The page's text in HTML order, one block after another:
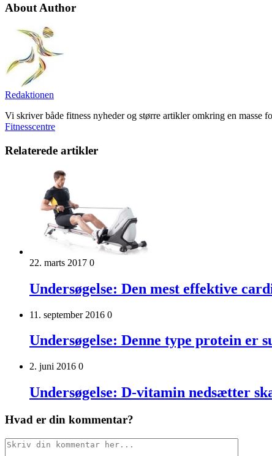
About Author
Redaktionen
Vi skriver både fitness nyheder og større artikler omkring en
Fitnesscentre
Relaterede artikler
22. marts 2017 0
Undersøgelse: Den mest effektive
11. september 2016 0
Undersøgelse: Denne type protein er
2. juni 2016 0
Undersøgelse: D-vitamin nedsætter
Hvad er din kommentar?